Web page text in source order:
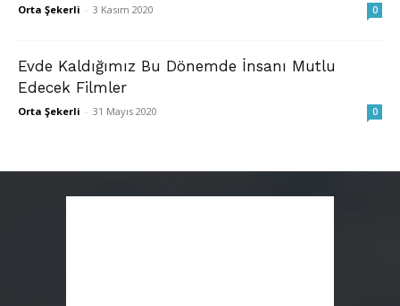
Orta Şekerli - 3 Kasım 2020 0
Evde Kaldığımız Bu Dönemde İnsanı Mutlu
Edecek Filmler
Orta Şekerli - 31 Mayıs 2020 0